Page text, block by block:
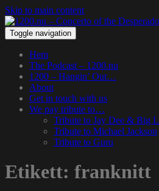
Skip to main content
Toggle navigation
Hem
The Podcast – 1200.nu
1200 – Hangin’ Out…
About
Get in touch with us
We pay tribute to…
Tribute to Jay Dee & Big L
Tribute to Michael Jackson
Tribute to Guru
Etikett: franknitt